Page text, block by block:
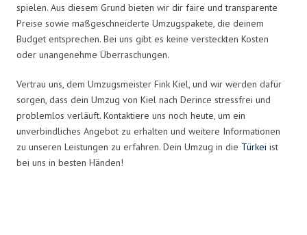
spielen. Aus diesem Grund bieten wir dir faire und transparente
Preise sowie maßgeschneiderte Umzugspakete, die deinem
Budget entsprechen. Bei uns gibt es keine versteckten Kosten
oder unangenehme Überraschungen.
Vertrau uns, dem Umzugsmeister Fink Kiel, und wir werden dafür
sorgen, dass dein Umzug von Kiel nach Derince stressfrei und
problemlos verläuft. Kontaktiere uns noch heute, um ein
unverbindliches Angebot zu erhalten und weitere Informationen
zu unseren Leistungen zu erfahren. Dein Umzug in die Türkei ist
bei uns in besten Händen!